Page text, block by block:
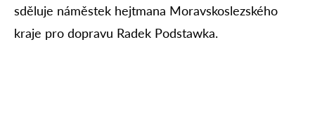
sděluje náměstek hejtmana Moravskoslezského
kraje pro dopravu Radek Podstawka.